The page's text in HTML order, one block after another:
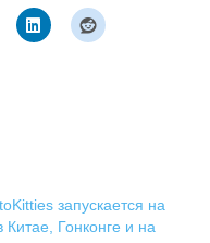
запускается на
Китае, Гонконге и на